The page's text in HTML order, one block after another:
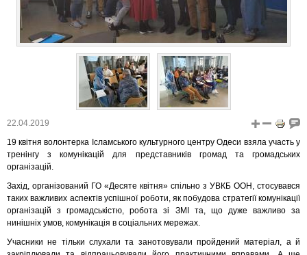
22.04.2019
19 квітня волонтерка Ісламського культурного центру Одеси взяла участь у
тренінгу з комунікацій для представників громад та громадських
організацій.
Захід, організований ГО «Десяте квітня» спільно з УВКБ ООН, стосувався
таких важливих аспектів успішної роботи, як побудова стратегії комунікації
організацій з громадськістю, робота зі ЗМІ та, що дуже важливо за
нинішніх умов, комунікація в соціальних мережах.
Учасники не тільки слухали та занотовували пройдений матеріал, а й